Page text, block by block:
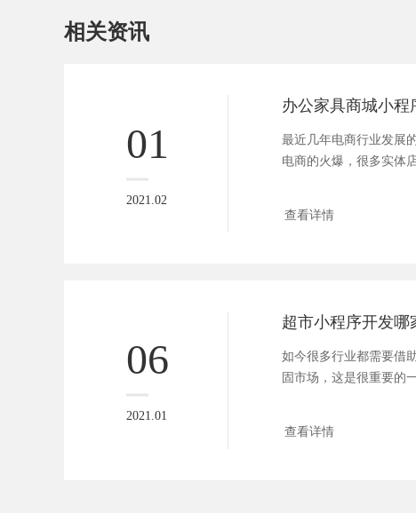
相关资讯
01
2021.02
最近几年电商行业发展
电商的火爆，很多实体
查看详情
06
2021.01
如今很多行业都需要借
固市场，这是很重要的
查看详情